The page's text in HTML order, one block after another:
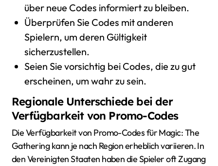
über neue Codes informiert zu bleiben.
Überprüfen Sie Codes mit anderen
Spielern, um deren Gültigkeit
sicherzustellen.
Seien Sie vorsichtig bei Codes, die zu gut
erscheinen, um wahr zu sein.
Regionale Unterschiede bei der
Verfügbarkeit von Promo-Codes
Die Verfügbarkeit von Promo-Codes für Magic: The
Gathering kann je nach Region erheblich variieren. In
den Vereinigten Staaten haben die Spieler oft Zugang